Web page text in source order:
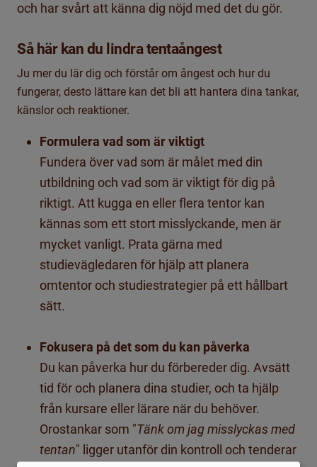
och har svårt att känna dig nöjd med det du gör.
Så här kan du lindra tentaångest
Ju mer du lär dig och förstår om ångest och hur du
fungerar, desto lättare kan det bli att hantera dina tankar,
känslor och reaktioner.
Formulera vad som är viktigt
Fundera över vad som är målet med din
utbildning och vad som är viktigt för dig på
riktigt. Att kugga en eller flera tentor kan
kännas som ett stort misslyckande, men är
mycket vanligt. Prata gärna med
studievägledaren för hjälp att planera
omtentor och studiestrategier på ett hållbart
sätt.
Fokusera på det som du kan påverka
Du kan påverka hur du förbereder dig. Avsätt
tid för och planera dina studier, och ta hjälp
från kursare eller lärare när du behöver.
Orostankar som "Tänk om jag misslyckas med
tentan" ligger utanför din kontroll och tenderar